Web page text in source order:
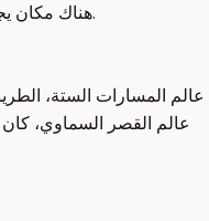
هناك مكان يجب أن أعود إليه، إلى مدينة سيف السماء.
عالم المسارات الستة،
عالم القصر السماوي،